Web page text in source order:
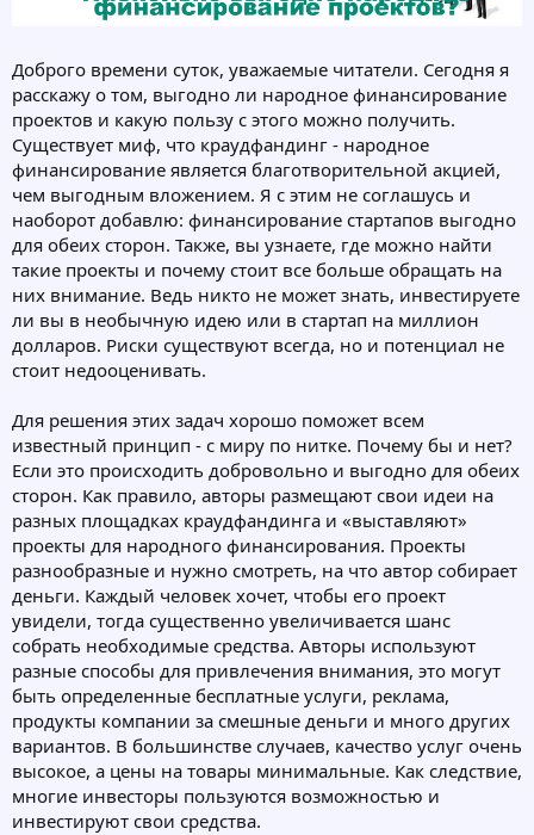
Доброго времени суток, уважаемые читатели. Сегодня я
расскажу о том, выгодно ли народное финансирование
проектов и какую пользу с этого можно получить.
Существует миф, что краудфандинг - народное
финансирование является благотворительной акцией,
чем выгодным вложением. Я с этим не соглашусь и
наоборот добавлю: финансирование стартапов выгодно
для обеих сторон. Также, вы узнаете, где можно найти
такие проекты и почему стоит все больше обращать на
них внимание. Ведь никто не может знать, инвестируете
ли вы в необычную идею или в стартап на миллион
долларов. Риски существуют всегда, но и потенциал не
стоит недооценивать.
Для решения этих задач хорошо поможет всем
известный принцип - с миру по нитке. Почему бы и нет?
Если это происходить добровольно и выгодно для обеих
сторон. Как правило, авторы размещают свои идеи на
разных площадках краудфандинга и «выставляют»
проекты для народного финансирования. Проекты
разнообразные и нужно смотреть, на что автор собирает
деньги. Каждый человек хочет, чтобы его проект
увидели, тогда существенно увеличивается шанс
собрать необходимые средства. Авторы используют
разные способы для привлечения внимания, это могут
быть определенные бесплатные услуги, реклама,
продукты компании за смешные деньги и много других
вариантов. В большинстве случаев, качество услуг очень
высокое, а цены на товары минимальные. Как следствие,
многие инвесторы пользуются возможностью и
инвестируют свои средства.